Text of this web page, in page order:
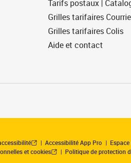
Tarifs postaux |
Grilles tarifaires
Grilles tarifaires Colis
Aide et contact
Accessibilité App Pro
et cookies
Politique de protection